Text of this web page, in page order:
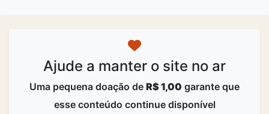
Ajude a manter o site no ar
Uma pequena doação de R$ 1,00 garante que
esse conteúdo continue disponível